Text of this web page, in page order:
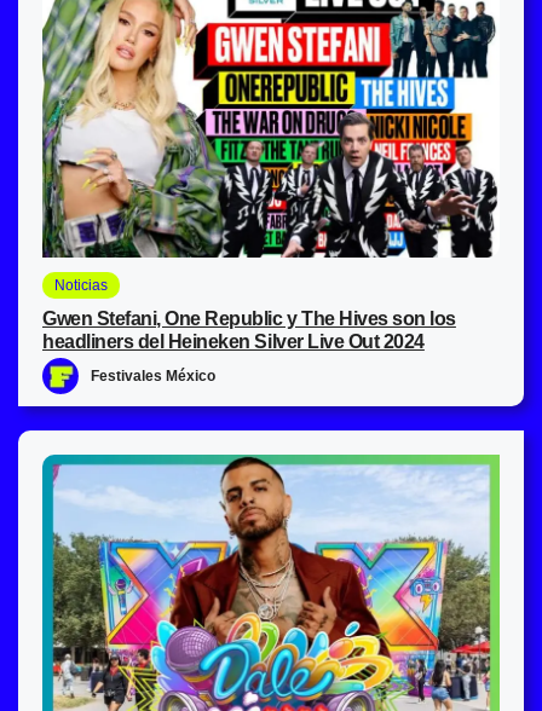
Noticias
Gwen Stefani, One Republic y The Hives son los
headliners del Heineken Silver Live Out 2024
Festivales México